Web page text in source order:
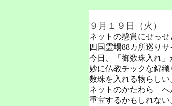
９月１９日（火）
ネットの懸賞にせっ
四国霊場88カ所巡り
今日、「御数珠入れ」
妙に仏教チックな錦
数珠を入れる物らしい
ネットのかたわら へ
重宝するかもしれない